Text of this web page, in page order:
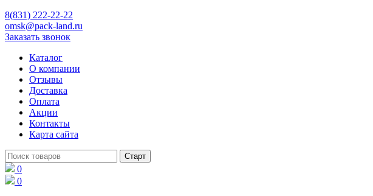
8(831) 222-22-22
omsk@pack-land.ru
Заказать звонок
Каталог
О компании
Отзывы
Доставка
Оплата
Акции
Контакты
Карта сайта
0
0